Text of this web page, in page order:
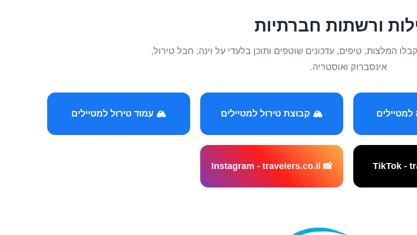
ורשתות חברתיות
המלצות, טיפים, עדכונים שוטפים ותוכן בלעדי על וינה, חבל טירול,
אינסברוק ואוסטריה.
🏔️ קבוצת טירול למטיילים 🏔️ עמוד טירול למטיילים
📸 Instagram - travelers.co.il